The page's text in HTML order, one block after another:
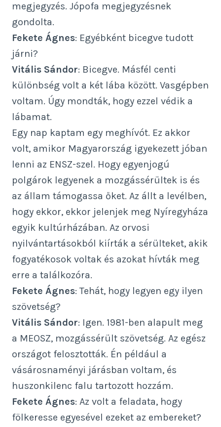
megjegyzés. Jópofa megjegyzésnek
gondolta.
Fekete Ágnes: Egyébként bicegve tudott
járni?
Vitális Sándor: Bicegve. Másfél centi
különbség volt a két lába között. Vasgépben
voltam. Úgy mondták, hogy ezzel védik a
lábamat.
Egy nap kaptam egy meghívót. Ez akkor
volt, amikor Magyarország igyekezett jóban
lenni az ENSZ-szel. Hogy egyenjogú
polgárok legyenek a mozgássérültek is és
az állam támogassa őket. Az állt a levélben,
hogy ekkor, ekkor jelenjek meg Nyíregyháza
egyik kultúrházában. Az orvosi
nyilvántartásokból kiírták a sérülteket, akik
fogyatékosok voltak és azokat hívták meg
erre a találkozóra.
Fekete Ágnes: Tehát, hogy legyen egy ilyen
szövetség?
Vitális Sándor: Igen. 1981-ben alapult meg
a MEOSZ, mozgássérült szövetség. Az egész
országot felosztották. Én például a
vásárosnaményi járásban voltam, és
huszonkilenc falu tartozott hozzám.
Fekete Ágnes: Az volt a feladata, hogy
fölkeresse egyesével ezeket az embereket?